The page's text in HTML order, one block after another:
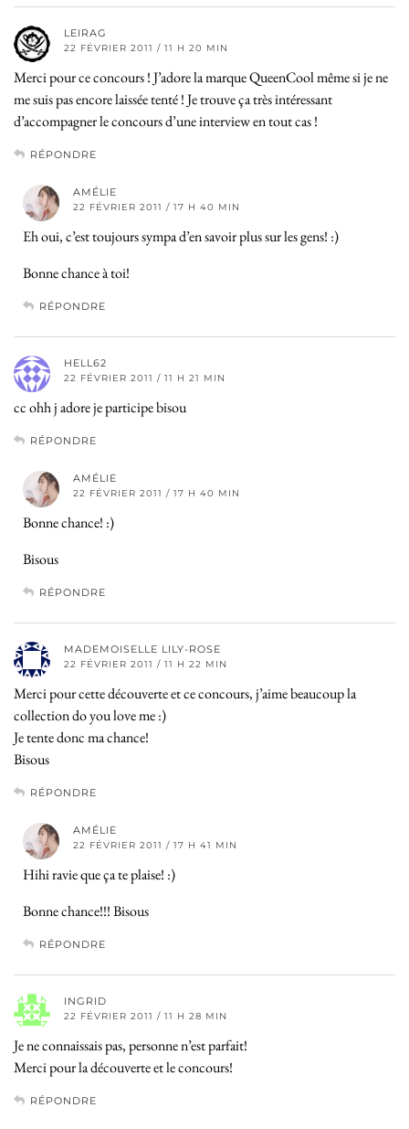
LEIRAG
22 FÉVRIER 2011 / 11 H 20 MIN
Merci pour ce concours ! J’adore la marque QueenCool même si je ne
me suis pas encore laissée tenté ! Je trouve ça très intéressant
d’accompagner le concours d’une interview en tout cas !
RÉPONDRE
AMÉLIE
22 FÉVRIER 2011 / 17 H 40 MIN
Eh oui, c’est toujours sympa d’en savoir plus sur les gens! :)
Bonne chance à toi!
RÉPONDRE
HELL62
22 FÉVRIER 2011 / 11 H 21 MIN
cc ohh j adore je participe bisou
RÉPONDRE
AMÉLIE
22 FÉVRIER 2011 / 17 H 40 MIN
Bonne chance! :)
Bisous
RÉPONDRE
MADEMOISELLE LILY-ROSE
22 FÉVRIER 2011 / 11 H 22 MIN
Merci pour cette découverte et ce concours, j’aime beaucoup la
collection do you love me :)
Je tente donc ma chance!
Bisous
RÉPONDRE
AMÉLIE
22 FÉVRIER 2011 / 17 H 41 MIN
Hihi ravie que ça te plaise! :)
Bonne chance!!! Bisous
RÉPONDRE
INGRID
22 FÉVRIER 2011 / 11 H 28 MIN
Je ne connaissais pas, personne n’est parfait!
Merci pour la découverte et le concours!
RÉPONDRE